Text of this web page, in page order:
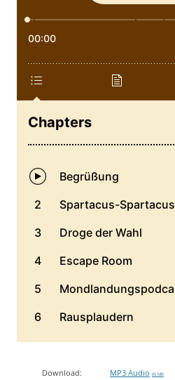
Download: MP3 Audio 65 MB